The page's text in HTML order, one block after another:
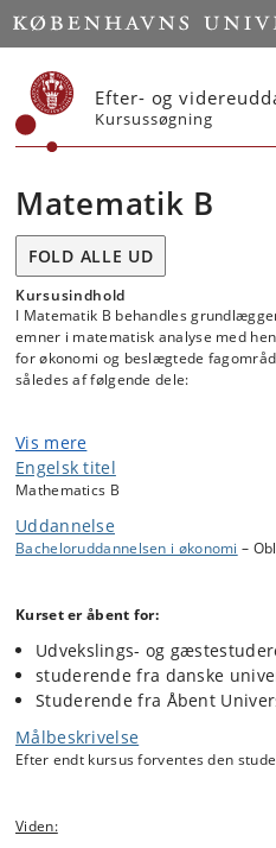
Start
Efter- og
Kursussøgning
Matematik B
FOLD ALLE UD
Kursusindhold
I Matematik B behandles
emner i matematisk analyse med
for økonomi og beslægtede
således af følgende dele:
1. Lineær algebra, herunder:
Vektor- og matrixregning;
Determinanter og inverse
Egenværdier og
2. Emner i matematisk analyse,
Konkave og konvekse (og
funktioner af flere variable;
Optimeringsproblemer med
Multiple integraler;
Vis mere
Engelsk titel
Mathematics B
Uddannelse
Bacheloruddannelsen i økonomi –
Kurset er åbent for:
Udvekslings- og
studerende fra danske
Studerende fra Åbent
Målbeskrivelse
Efter endt kursus forventes den
Viden: